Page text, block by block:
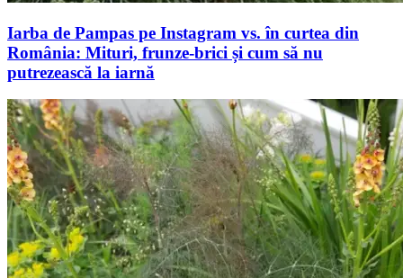
Iarba de Pampas pe Instagram vs. în curtea din
România: Mituri, frunze-brici și cum să nu
putrezească la iarnă